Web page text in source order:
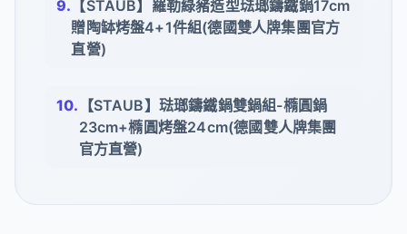
【STAUB】羅勒綠豬造型琺瑯鑄鐵鍋17cm
贈陶缽烤盤4+1件組(德國雙人牌集團官方
直營)
【STAUB】琺瑯鑄鐵鍋雙鍋組-橢圓鍋
23cm+橢圓烤盤24cm(德國雙人牌集團
官方直營)